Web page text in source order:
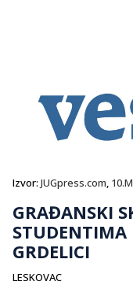
Izvor: JUGpress.com,
GRAĐANSKI
STUDENTIMA
GRDELICI
LESKOVAC